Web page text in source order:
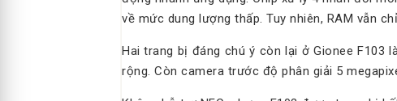
về mức dung lượng thấp. Tuy nhiên, RAM vẫn
Hai trang bị đáng chú ý còn lại ở Gionee F103
rộng. Còn camera trước độ phân giải 5